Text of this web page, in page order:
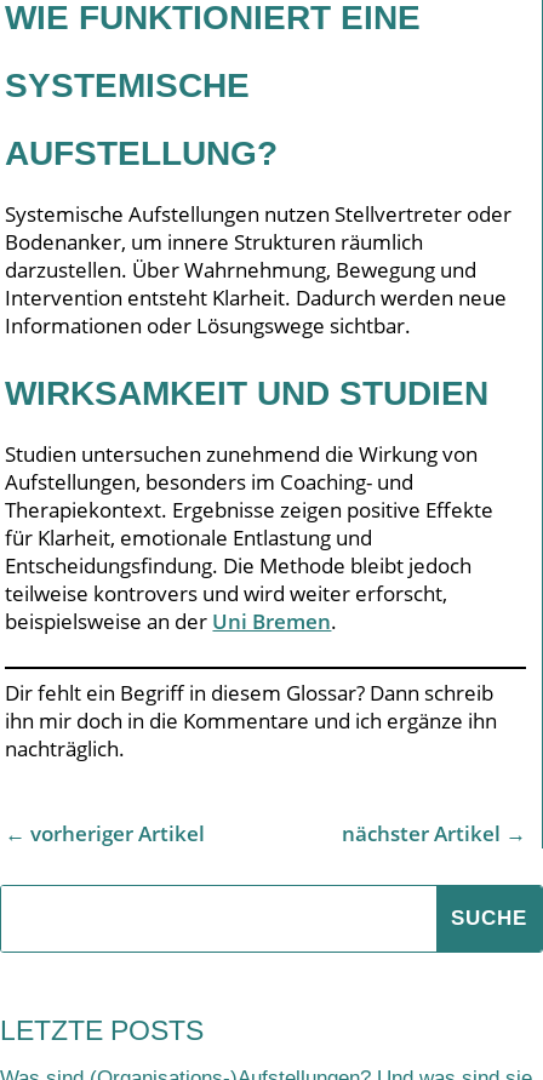
WIE FUNKTIONIERT EINE
SYSTEMISCHE
AUFSTELLUNG?
Systemische Aufstellungen nutzen Stellvertreter oder
Bodenanker, um innere Strukturen räumlich
darzustellen. Über Wahrnehmung, Bewegung und
Intervention entsteht Klarheit. Dadurch werden neue
Informationen oder Lösungswege sichtbar.
WIRKSAMKEIT UND STUDIEN
Studien untersuchen zunehmend die Wirkung von
Aufstellungen, besonders im Coaching- und
Therapiekontext. Ergebnisse zeigen positive Effekte
für Klarheit, emotionale Entlastung und
Entscheidungsfindung. Die Methode bleibt jedoch
teilweise kontrovers und wird weiter erforscht,
beispielsweise an der Uni Bremen.
Dir fehlt ein Begriff in diesem Glossar? Dann schreib
ihn mir doch in die Kommentare und ich ergänze ihn
nachträglich.
←vorheriger Artikel nächster Artikel →
LETZTE POSTS